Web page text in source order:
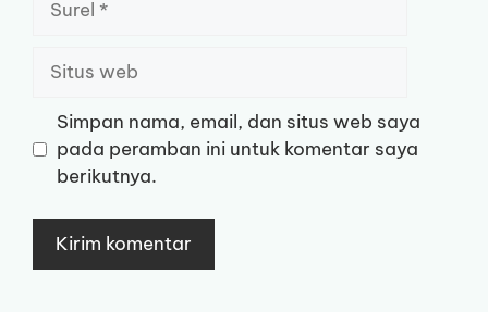
Situs
web
Simpan nama, email, dan situs web saya
pada peramban ini untuk komentar saya
berikutnya.